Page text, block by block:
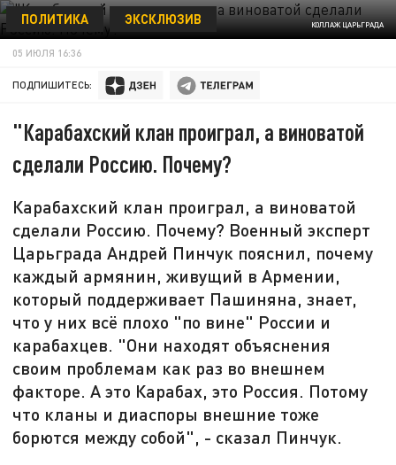
КОЛЛАЖ ЦАРЬГРАДА
ПОЛИТИКА ЭКСКЛЮЗИВ
05 ИЮЛЯ 16:36
ПОДПИШИТЕСЬ:
"Карабахский клан проиграл, а виноватой
сделали Россию. Почему?
Карабахский клан проиграл, а виноватой
сделали Россию. Почему? Военный эксперт
Царьграда Андрей Пинчук пояснил, почему
каждый армянин, живущий в Армении,
который поддерживает Пашиняна, знает,
что у них всё плохо "по вине" России и
карабахцев. "Они находят объяснения
своим проблемам как раз во внешнем
факторе. А это Карабах, это Россия. Потому
что кланы и диаспоры внешние тоже
борются между собой", - сказал Пинчук.